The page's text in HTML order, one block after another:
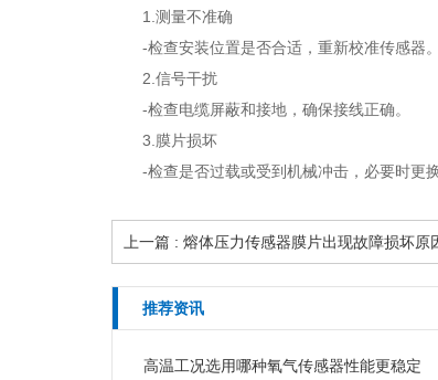
1.测量不准确
-检查安装位置是否合适，重新校准传感器。
2.信号干扰
-检查电缆屏蔽和接地，确保接线正确。
3.膜片损坏
-检查是否过载或受到机械冲击，必要时更换
上一篇 : 熔体压力传感器膜片出现故障损坏原
推荐资讯
高温工况选用哪种氧气传感器性能更稳定